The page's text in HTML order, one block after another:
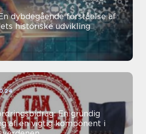
dybdegående forståelse af
historiske udvikling
En grundig
af en vigtig komponent i